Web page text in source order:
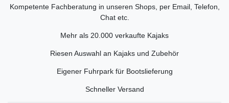
Kompetente Fachberatung in unseren Shops, per Email, Telefon,
Chat etc.
Mehr als 20.000 verkaufte Kajaks
Riesen Auswahl an Kajaks und Zubehör
Eigener Fuhrpark für Bootslieferung
Schneller Versand